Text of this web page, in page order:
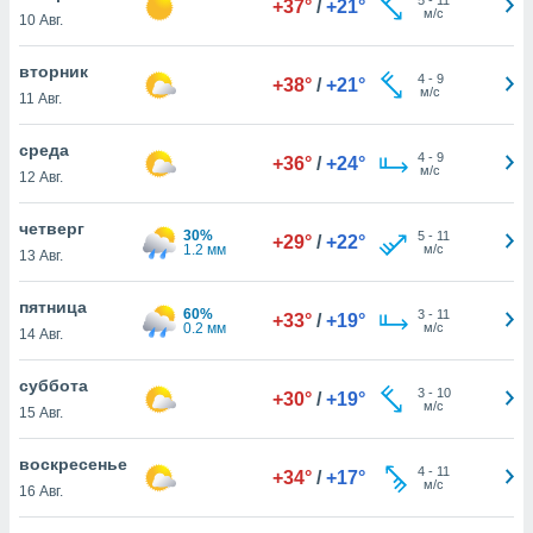
действия
рекламу
нашей
cookie
cookie
в
нашего
10 Авг.
+37° / +21°
м/с
вторник
11 Авг.
+38° / +21° 4- 9
м/с
среда
12 Авг.
+36° / +24° 4- 9
м/с
четверг
13 Авг.
30%
1.2 мм
+29° / +22° 5- 11
м/с
пятница
14 Авг.
60%
0.2 мм
+33° / +19° 3- 11
м/с
суббота
15 Авг.
+30° / +19° 3- 10
м/с
воскресенье
16 Авг.
+34° / +17° 4- 11
м/с